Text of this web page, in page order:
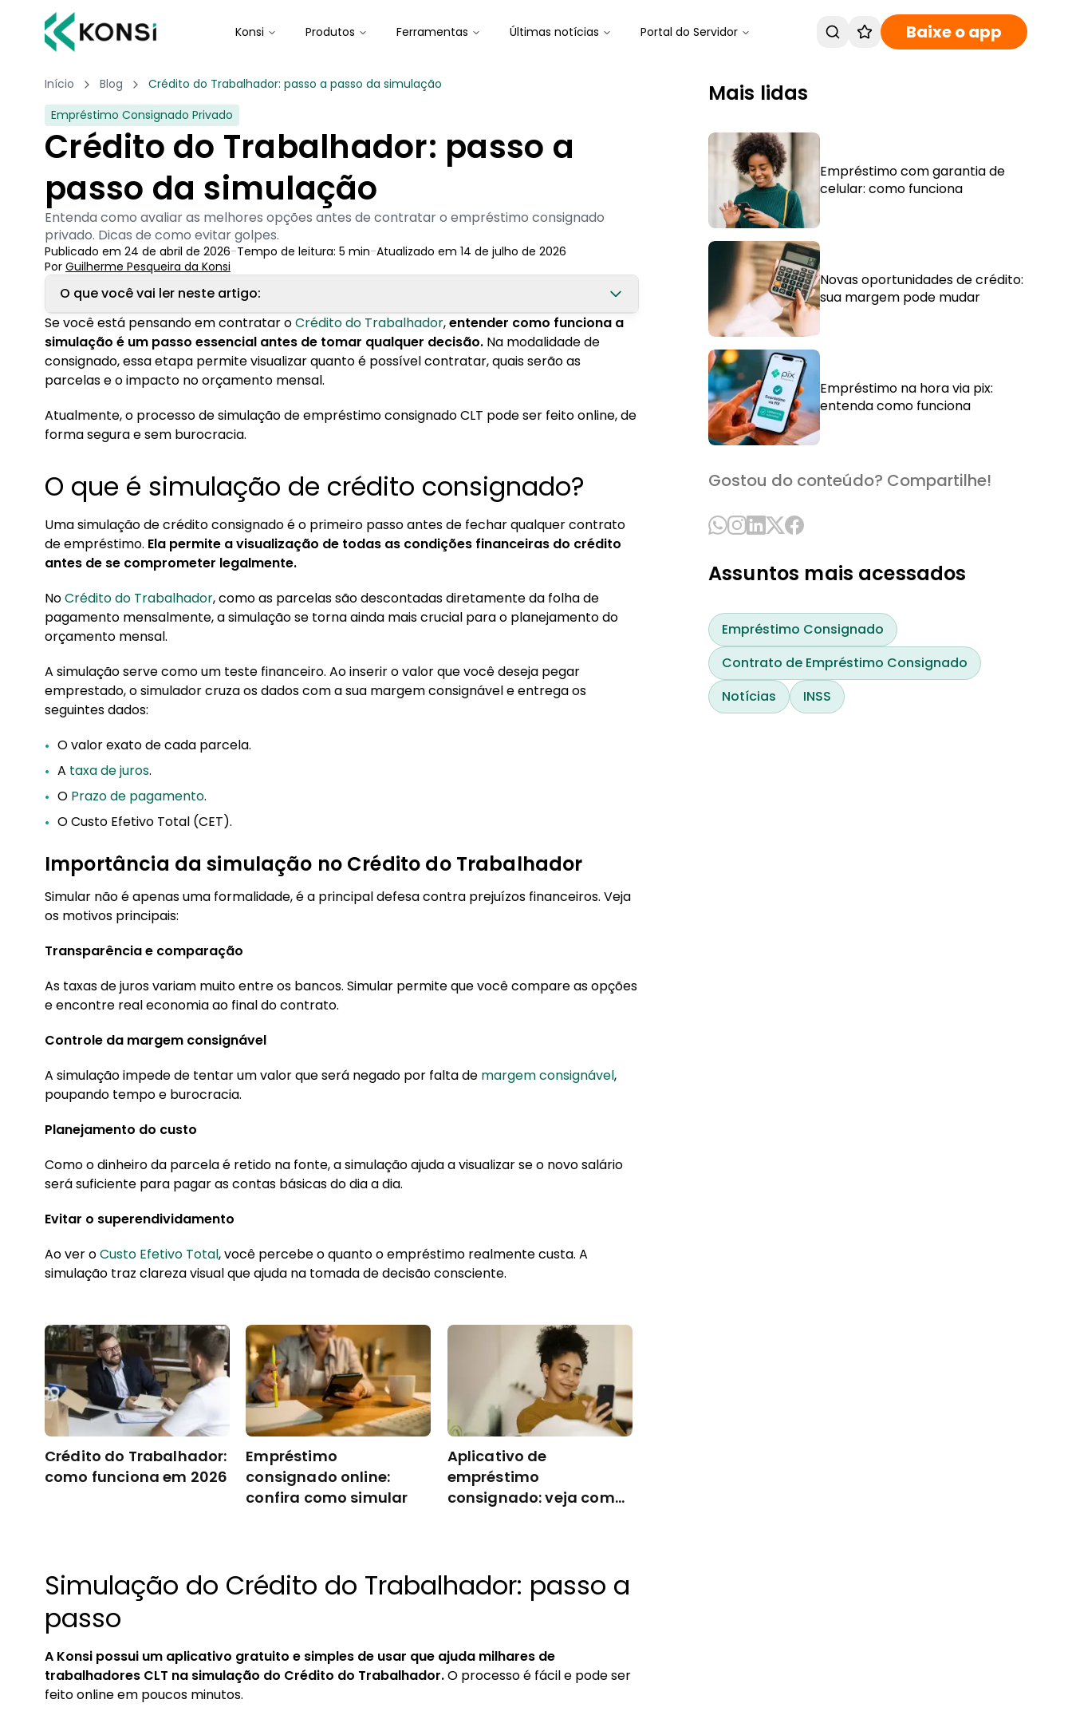
Konsi Produtos Ferramentas Últimas notícias Portal do Servidor Baixe o app
Início Blog
Crédito do Trabalhador: passo a passo da simulação
Empréstimo Consignado Privado
Crédito do Trabalhador: passo a
passo da simulação
Entenda como avaliar as melhores opções antes de contratar o empréstimo consignado
privado. Dicas de como evitar golpes.
Publicado em 24 de abril de 2026-Tempo de leitura: 5 min-Atualizado em 14 de julho de 2026
Por Guilherme Pesqueira da Konsi
O que você vai ler neste artigo:
1. O que é simulação de crédito consignado?
1.1. Importância da simulação no Crédito do Trabalhador
2. Simulação do Crédito do Trabalhador: passo a passo
3. Erros comuns na simulação do crédito consignado CLT
Se você está pensando em contratar oCrédito do Trabalhador,entender como funciona a
simulação é um passo essencial antes de tomar qualquer decisão. Na modalidade de
consignado, essa etapa permite visualizar quanto é possível contratar, quais serão as
parcelas e o impacto no orçamento mensal.
Atualmente, o processo de simulação de empréstimo consignado CLT pode ser feito online, de
forma segura e sem burocracia.
O que é simulação de crédito consignado?
Uma simulação de crédito consignado é o primeiro passo antes de fechar qualquer contrato
de empréstimo. Ela permite a visualização de todas as condições financeiras do crédito
antes de se comprometer legalmente.
NoCrédito do Trabalhador, como as parcelas são descontadas diretamente da folha de
pagamento mensalmente, a simulação se torna ainda mais crucial para o planejamento do
orçamento mensal.
A simulação serve como um teste financeiro. Ao inserir o valor que você deseja pegar
emprestado, o simulador cruza os dados com a sua margem consignável e entrega os
seguintes dados:
O valor exato de cada parcela.
A taxa de juros.
O Prazo de pagamento.
O Custo Efetivo Total (CET).
Importância da simulação no Crédito do Trabalhador
Simular não é apenas uma formalidade, é a principal defesa contra prejuízos financeiros. Veja
os motivos principais:
Transparência e comparação
As taxas de juros variam muito entre os bancos. Simular permite que você compare as opções
e encontre real economia ao final do contrato.
Controle da margem consignável
A simulação impede de tentar um valor que será negado por falta de margem consignável,
poupando tempo e burocracia.
Planejamento do custo
Como o dinheiro da parcela é retido na fonte, a simulação ajuda a visualizar se o novo salário
será suficiente para pagar as contas básicas do dia a dia.
Evitar o superendividamento
Ao ver oCusto Efetivo Total, você percebe o quanto o empréstimo realmente custa. A
simulação traz clareza visual que ajuda na tomada de decisão consciente.
Crédito do Trabalhador:
como funciona em 2026
Empréstimo
consignado online:
confira como simular
Aplicativo de
empréstimo
consignado: veja como
Simulação do Crédito do Trabalhador: passo a
passo
A Konsi possui um aplicativo gratuito e simples de usar que ajuda milhares de
trabalhadores CLT na simulação do Crédito do Trabalhador.O processo é fácil e pode ser
feito online em poucos minutos.
Mais lidas
Empréstimo com garantia de
celular: como funciona
Novas oportunidades de crédito:
sua margem pode mudar
Empréstimo na hora via pix:
entenda como funciona
Gostou do conteúdo? Compartilhe!
Assuntos mais acessados
Empréstimo Consignado
Contrato de Empréstimo Consignado
Notícias
INSS